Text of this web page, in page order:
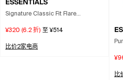
Signature Classic Fit Flare
¥320 (6.2 折) 至 ¥514
比价2家电商
比